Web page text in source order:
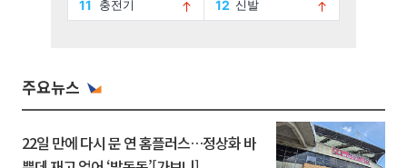
주요뉴스
22일 만에 다시 문 연 홈플러스…정상화 바